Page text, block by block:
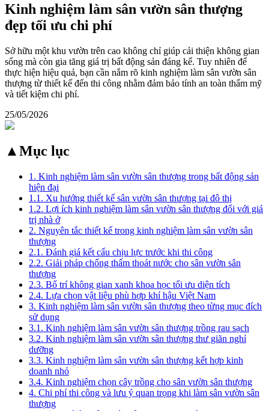
Kinh nghiệm làm sân vườn sân thượng
đẹp tối ưu chi phí
Sở hữu một khu vườn trên cao không chỉ giúp cải thiện không gian
sống mà còn gia tăng giá trị bất động sản đáng kể. Tuy nhiên để
thực hiện hiệu quả, bạn cần nắm rõ kinh nghiệm làm sân vườn sân
thượng từ thiết kế đến thi công nhằm đảm bảo tính an toàn thẩm mỹ
và tiết kiệm chi phí.
25/05/2026
▲Mục lục
1. Kinh nghiệm làm sân vườn sân thượng trong bất động sản
hiện đại
1.1. Xu hướng thiết kế sân vườn sân thượng tại đô thị
1.2. Lợi ích kinh nghiệm làm sân vườn sân thượng đối với giá
trị nhà ở
2. Nguyên tắc thiết kế trong kinh nghiệm làm sân vườn sân
thượng
2.1. Đánh giá kết cấu chịu lực trước khi thi công
2.2. Giải pháp chống thấm thoát nước cho sân vườn sân
thượng
2.3. Bố trí không gian xanh khoa học tối ưu diện tích
2.4. Lựa chọn vật liệu phù hợp khí hậu Việt Nam
3. Kinh nghiệm làm sân vườn sân thượng theo từng mục đích
sử dụng
3.1. Kinh nghiệm làm sân vườn sân thượng trồng rau sạch
3.2. Kinh nghiệm làm sân vườn sân thượng thư giãn nghỉ
dưỡng
3.3. Kinh nghiệm làm sân vườn sân thượng kết hợp kinh
doanh nhỏ
3.4. Kinh nghiệm chọn cây trồng cho sân vườn sân thượng
4. Chi phí thi công và lưu ý quan trọng khi làm sân vườn sân
thượng